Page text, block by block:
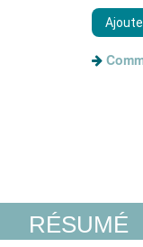
RÉSUMÉ